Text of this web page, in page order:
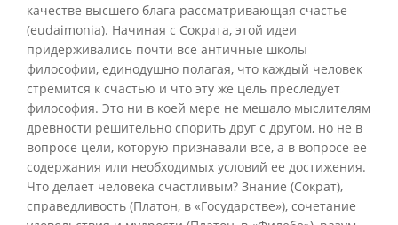
качестве высшего блага рассматривающая счастье
(eudaimonia). Начиная с Сократа, этой идеи
придерживались почти все античные школы
философии, единодушно полагая, что каждый человек
стремится к счастью и что эту же цель преследует
философия. Это ни в коей мере не мешало мыслителям
древности решительно спорить друг с другом, но не в
вопросе цели, которую признавали все, а в вопросе ее
содержания или необходимых условий ее достижения.
Что делает человека счастливым? Знание (Сократ),
справедливость (Платон, в «Государстве»), сочетание